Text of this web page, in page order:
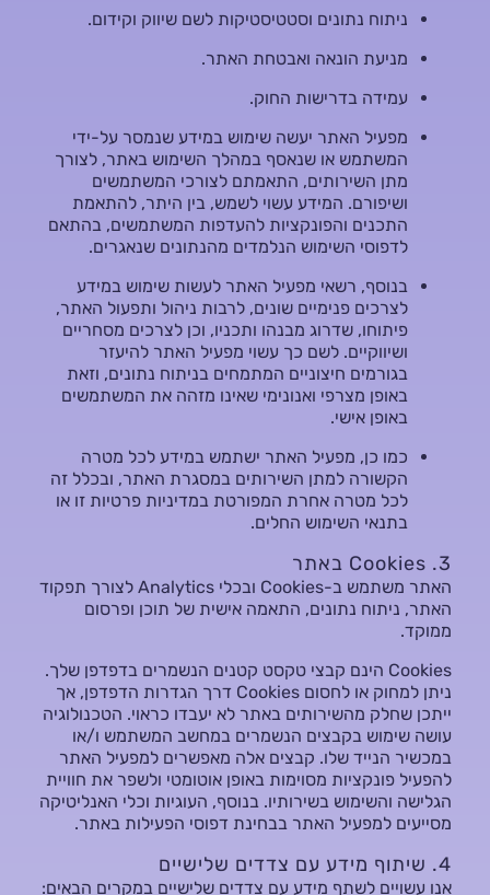
ניתוח נתונים וסטטיסטיקות לשם שיווק וקידום.
מניעת הונאה ואבטחת האתר.
עמידה בדרישות החוק.
מפעיל האתר יעשה שימוש במידע שנמסר על-ידי
המשתמש או שנאסף במהלך השימוש באתר, לצורך
מתן השירותים, התאמתם לצורכי המשתמשים
ושיפורם. המידע עשוי לשמש, בין היתר, להתאמת
התכנים והפונקציות להעדפות המשתמשים, בהתאם
לדפוסי השימוש הנלמדים מהנתונים שנאגרים.
בנוסף, רשאי מפעיל האתר לעשות שימוש במידע
לצרכים פנימיים שונים, לרבות ניהול ותפעול האתר,
פיתוחו, שדרוג מבנהו ותכניו, וכן לצרכים מסחריים
ושיווקיים. לשם כך עשוי מפעיל האתר להיעזר
בגורמים חיצוניים המתמחים בניתוח נתונים, וזאת
באופן מצרפי ואנונימי שאינו מזהה את המשתמשים
באופן אישי.
כמו כן, מפעיל האתר ישתמש במידע לכל מטרה
הקשורה למתן השירותים במסגרת האתר, ובכלל זה
לכל מטרה אחרת המפורטת במדיניות פרטיות זו או
בתנאי השימוש החלים.
3. Cookies באתר
האתר משתמש ב-Cookies ובכלי Analytics לצורך תפקוד
האתר, ניתוח נתונים, התאמה אישית של תוכן ופרסום
ממוקד.
Cookies הינם קבצי טקסט קטנים הנשמרים בדפדפן שלך.
ניתן למחוק או לחסום Cookies דרך הגדרות הדפדפן, אך
ייתכן שחלק מהשירותים באתר לא יעבדו כראוי. הטכנולוגיה
עושה שימוש בקבצים הנשמרים במחשב המשתמש ו/או
במכשיר הנייד שלו. קבצים אלה מאפשרים למפעיל האתר
להפעיל פונקציות מסוימות באופן אוטומטי ולשפר את חוויית
הגלישה והשימוש בשירותיו. בנוסף, העוגיות וכלי האנליטיקה
מסייעים למפעיל האתר בבחינת דפוסי הפעילות באתר.
4. שיתוף מידע עם צדדים שלישיים
אנו עשויים לשתף מידע עם צדדים שלישיים במקרים הבאים: